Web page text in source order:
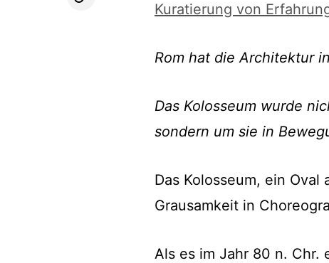
Kuratierung von
Rom hat die Architektur
Das Kolosseum wurde
sondern um sie in
Das Kolosseum, ein
Grausamkeit in
Als es im Jahr 80 n. Chr.